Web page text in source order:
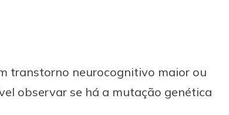
transtorno neurocognitivo maior ou
observar se há a mutação genética